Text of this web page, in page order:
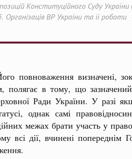
Конституційного Суду
Організація ВР України та її роботи
повноваження визначені,
полягає в тому, що
Ради України. У разі
однак самі
межах брати участь у
всі дії, вчинені попереднім